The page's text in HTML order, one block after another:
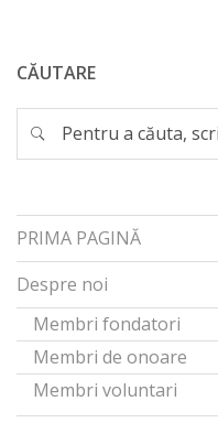
CĂUTARE
PRIMA PAGINĂ
Despre noi
Membri fondatori
Membri de onoare
Membri voluntari